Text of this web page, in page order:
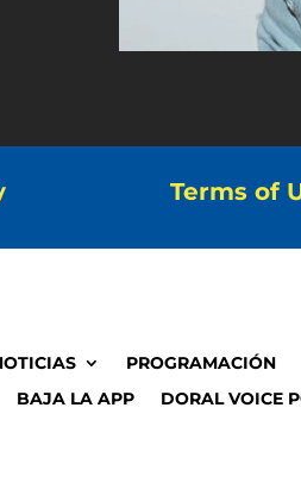
Terms of
PROGRAMACIÓN
BAJA LA APP
DORAL VOICE